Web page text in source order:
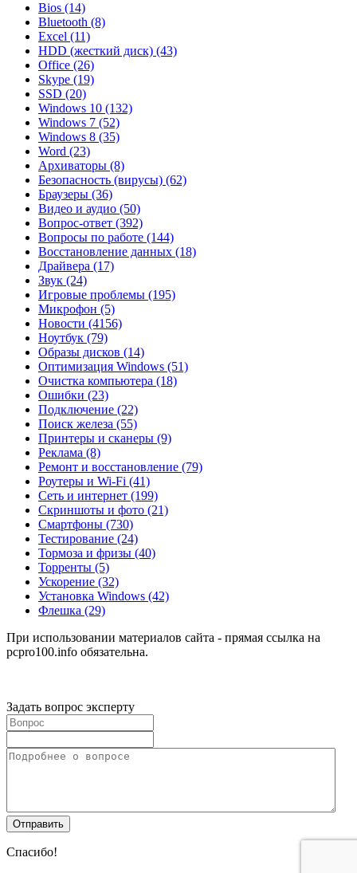
Bios (14)
Bluetooth (8)
Excel (11)
HDD (жесткий диск) (43)
Office (26)
Skype (19)
SSD (20)
Windows 10 (132)
Windows 7 (52)
Windows 8 (35)
Word (23)
Архиваторы (8)
Безопасность (вирусы) (62)
Браузеры (36)
Видео и аудио (50)
Вопрос-ответ (392)
Вопросы по работе (144)
Восстановление данных (18)
Драйвера (17)
Звук (24)
Игровые проблемы (195)
Микрофон (5)
Новости (4156)
Ноутбук (79)
Образы дисков (14)
Оптимизация Windows (51)
Очистка компьютера (18)
Ошибки (23)
Подключение (22)
Поиск железа (55)
Принтеры и сканеры (9)
Реклама (8)
Ремонт и восстановление (79)
Роутеры и Wi-Fi (41)
Сеть и интернет (199)
Скриншоты и фото (21)
Смартфоны (730)
Тестирование (24)
Тормоза и фризы (40)
Торренты (5)
Ускорение (32)
Установка Windows (42)
Флешка (29)
При использовании материалов сайта - прямая ссылка на
pcpro100.info обязательна.
Задать вопрос эксперту
Спасибо!